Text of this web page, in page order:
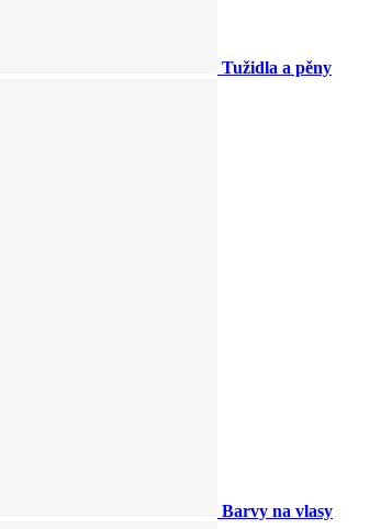
Tužidla a pěny
Barvy na vlasy